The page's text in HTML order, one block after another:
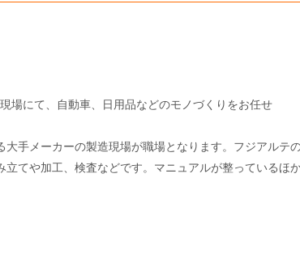
場にて、自動車、日用品などのモノづくりをお任せ
大手メーカーの製造現場が職場となります。フジアルテ
てや加工、検査などです。マニュアルが整っているほ